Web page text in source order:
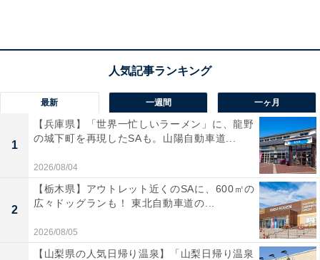
ラッキーポイント……ブラック、サマージャケッ
ト、ネックレス、和食
最新 一週間 一ヶ月
1
【兵庫県】「世界一忙しいラーメン」に、龍野
の城下町を再現したSAも。山陽自動車道...
2026/08/04
2
【栃木県】アウトレット近くのSAに、600㎡の
広々ドッグランも！ 東北自動車道の...
2026/08/05
【山梨県の人気日帰り温泉】「山梨日帰り温泉